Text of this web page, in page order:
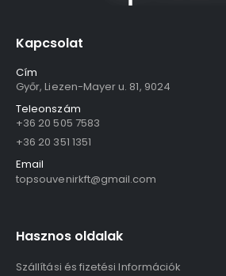
Kapcsolat
Cím
Győr, Liezen-Mayer u. 81, 9024
Teleonszám
+36 20 505 7583
+36 20 351 1351
Email
topsouvenirkft@gmail.com
Hasznos oldalak
Szállítási és fizetési Információk